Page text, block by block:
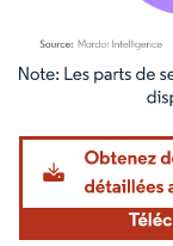
Image © Mordor